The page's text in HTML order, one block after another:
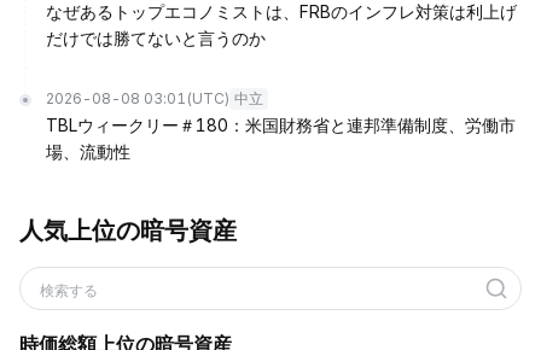
なぜあるトップエコノミストは、FRBのインフレ対策は利上げ
だけでは勝てないと言うのか
2026-08-08 03:01 (UTC) 中立
TBLウィークリー＃180：米国財務省と連邦準備制度、労働市
場、流動性
人気上位の暗号資産
検索する
時価総額上位の暗号資産